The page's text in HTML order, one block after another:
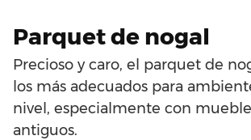
Parquet de nogal
Precioso y caro, el parquet de
los más adecuados para
nivel, especialmente con
antiguos.